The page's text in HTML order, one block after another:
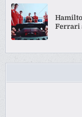
Ferrari